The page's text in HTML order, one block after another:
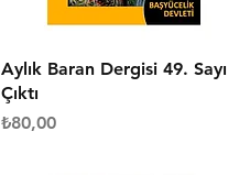
Hızlı Bakış
Aylık Baran Dergisi 49. Sayı
Çıktı
Fiyat
₺80,00